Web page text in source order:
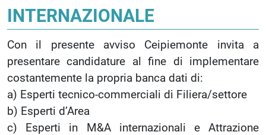
INTERNAZIONALE
Con il presente avviso Ceipiemonte invita a
presentare candidature al fine di implementare
costantemente la propria banca dati di:
a) Esperti tecnico-commerciali di Filiera/settore
b) Esperti d’Area
c) Esperti in M&A internazionali e Attrazione